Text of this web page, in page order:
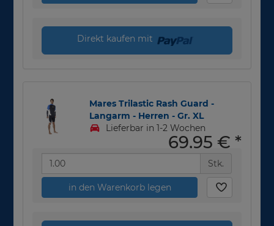
Direkt kaufen mit
Mares Trilastic Rash Guard -
Langarm - Herren - Gr. XL
Lieferbar in 1-2 Wochen
69,95 € *
Stk.
in den Warenkorb legen